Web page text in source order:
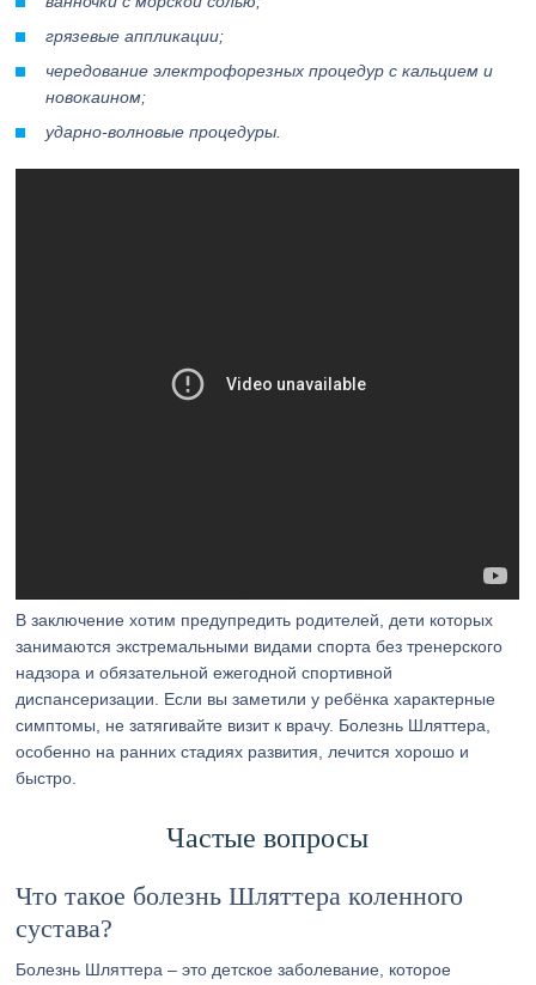
грязевые аппликации;
чередование электрофорезных процедур с кальцием и
новокаином;
ударно-волновые процедуры.
В заключение хотим предупредить родителей, дети которых
занимаются экстремальными видами спорта без тренерского
надзора и обязательной ежегодной спортивной
диспансеризации. Если вы заметили у ребёнка характерные
симптомы, не затягивайте визит к врачу. Болезнь Шляттера,
особенно на ранних стадиях развития, лечится хорошо и
быстро.
Частые вопросы
Что такое болезнь Шляттера коленного
сустава?
Болезнь Шляттера – это детское заболевание, которое